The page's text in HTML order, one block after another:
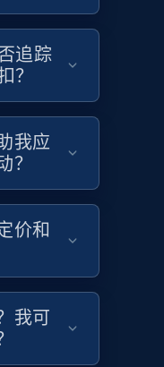
立即开始
number,
立即开始
on products
number,
追踪
？
我应
？
价和
我可